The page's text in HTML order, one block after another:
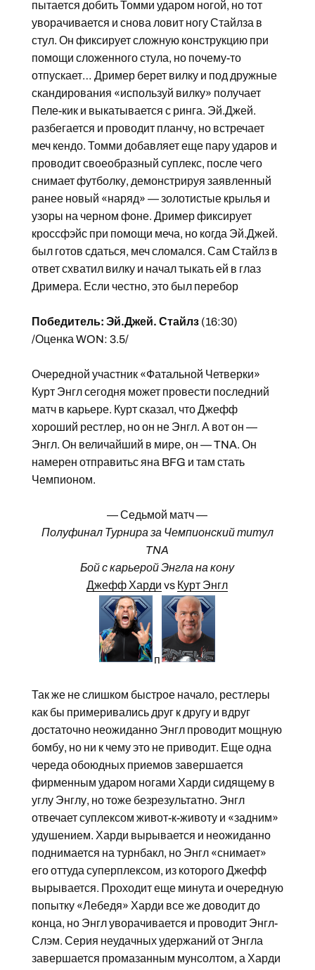
пытается добить Томми ударом ногой, но тот
уворачивается и снова ловит ногу Стайлза в
стул. Он фиксирует сложную конструкцию при
помощи сложенного стула, но почему-то
отпускает… Дример берет вилку и под дружные
скандирования «используй вилку» получает
Пеле-кик и выкатывается с ринга. Эй.Джей.
разбегается и проводит планчу, но встречает
меч кендо. Томми добавляет еще пару ударов и
проводит своеобразный суплекс, после чего
снимает футболку, демонстрируя заявленный
ранее новый «наряд» — золотистые крылья и
узоры на черном фоне. Дример фиксирует
кроссфэйс при помощи меча, но когда Эй.Джей.
был готов сдаться, меч сломался. Сам Стайлз в
ответ схватил вилку и начал тыкать ей в глаз
Дримера. Если честно, это был перебор
Победитель: Эй.Джей. Стайлз(16:30)
/Оценка WON: 3.5/
Очередной участник «Фатальной Четверки»
Курт Энгл сегодня может провести последний
матч в карьере. Курт сказал, что Джефф
хороший рестлер, но он не Энгл. А вот он —
Энгл. Он величайший в мире, он — TNA. Он
намерен отправитьс яна BFG и там стать
Чемпионом.
— Седьмой матч —
Полуфинал Турнира за Чемпионский титул
TNA
Бой с карьерой Энгла на кону
Джефф Харди vs Курт Энгл
п
Так же не слишком быстрое начало, рестлеры
как бы примеривались друг к другу и вдруг
достаточно неожиданно Энгл проводит мощную
бомбу, но ни к чему это не приводит. Еще одна
череда обоюдных приемов завершается
фирменным ударом ногами Харди сидящему в
углу Энглу, но тоже безрезультатно. Энгл
отвечает суплексом живот-к-животу и «задним»
удушением. Харди вырывается и неожиданно
поднимается на турнбакл, но Энгл «снимает»
его оттуда суперплексом, из которого Джефф
вырывается. Проходит еще минута и очередную
попытку «Лебедя» Харди все же доводит до
конца, но Энгл уворачивается и проводит Энгл-
Слэм. Серия неудачных удержаний от Энгла
завершается промазанным мунсолтом, а Харди